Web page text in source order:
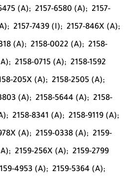
(A); 2157-6580 (A); 2157-
2157-7439 (I); 2157-846X (A);
(A); 2158-0022 (A); 2158-
2158-0715 (A); 2158-1592
205X (A); 2158-2505 (A);
(A); 2158-5644 (A); 2158-
2158-8341 (A); 2158-9119 (A);
(A); 2159-0338 (A); 2159-
2159-256X (A); 2159-2799
4953 (A); 2159-5364 (A);